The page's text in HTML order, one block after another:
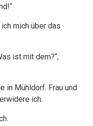
ich mich über das
ist mit dem?“,
in Mühldorf. Frau und
ich.